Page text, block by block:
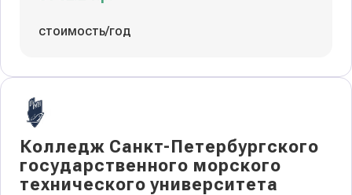
стоимость/год
Колледж Санкт-Петербургского
государственного морского
технического университета